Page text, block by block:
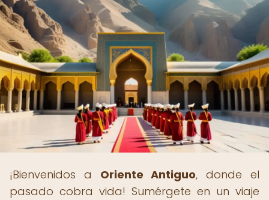
¡Bienvenidos a Oriente Antiguo, donde el
pasado cobra vida! Sumérgete en un viaje